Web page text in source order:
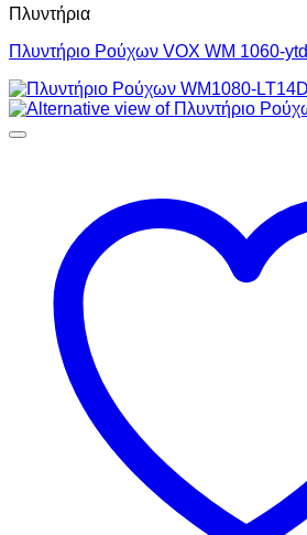
Πλυντήρια
Πλυντήριο Ρούχων VOX WM 1060-ytd